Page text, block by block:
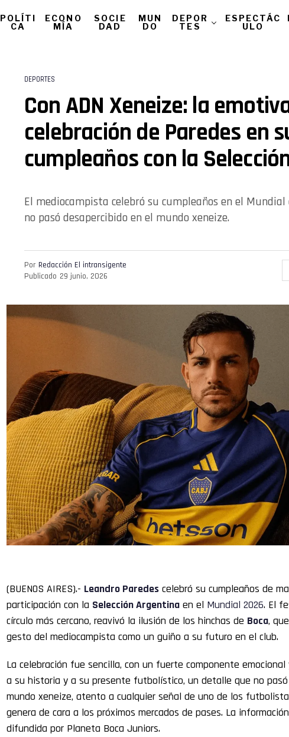
POLÍTI
CA
ECONO
MÍA
SOCIE
DAD
MUN
DO
DEPOR
TES
ESPECTÁC
ULO
DEPORTES
Con ADN Xeneize: la
celebración de Paredes en
cumpleaños con la
El mediocampista celebró su cumpleaños en el
no pasó desapercibido en el mundo xeneize.
Por Redacción El intransigente
Publicado 29 junio, 2026
(BUENOS AIRES).- Leandro Paredes celebró su cumpleaños de
participación con la Selección Argentina en el Mundial 2026. El
círculo más cercano, reavivó la ilusión de los hinchas de Boca,
gesto del mediocampista como un guiño a su futuro en el club.
La celebración fue sencilla, con un fuerte componente
a su historia y a su presente futbolístico, un detalle que no
mundo xeneize, atento a cualquier señal de uno de los
genera de cara a los próximos mercados de pases. La
difundida por Planeta Boca Juniors.